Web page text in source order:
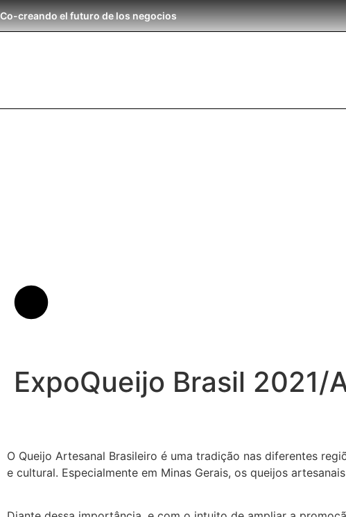
Co-creando el futuro de los negocios
ExpoQueijo Brasil
O Queijo Artesanal Brasileiro é uma tradição nas diferentes
e cultural. Especialmente em Minas Gerais, os queijos